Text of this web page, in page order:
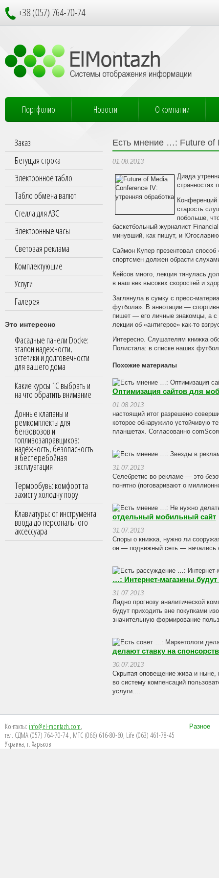
+38 (057) 764-70-74
Портфолио Новости О компании
Заказ
Бегущая строка
Электронное табло
Табло обмена валют
Стелла для АЗС
Электронные часы
Световая реклама
Комплектующие
Услуги
Галерея
Это интересно
Фасадные панели Docke:
эталон надежности,
эстетики и долговечности
для вашего дома
Какие курсы 1С выбрать и
на что обратить внимание
Донные клапаны и
ремкомплекты для
бензовозов и
топливозаправщиков:
надёжность, безопасность
и бесперебойная
эксплуатация
Термообувь: комфорт та
захист у холодну пору
Клавиатуры: от инструмента
ввода до персонального
аксессуара
Есть мнение …: Future of
01.08.2013
Диада
странностях
Конференций
старость
побольше,
баскетбольный журналист
минувший, как пишут, и
Саймон Купер презентовал способ
спортсмен должен обрасти
Кейсов много, лекция тянулась
в наш век высоких скоростей и
Заглянула в сумку с пресс-
футбола». В аннотации —
пишет — его личные знакомцы, а с
лекции об «антигерое» как-то
Интересно. Слушателям книжка
Полистала: в списке наших
Похожие материалы
Оптимизация сайтов для
01.08.2013
настоящий итог разрешено
которое обнаружило устойчивую
планшетах. Согласованно
31.07.2013
Селебретис во рекламе — это
понятно (поговаривают о
отдельный мобильный сайт
31.07.2013
Споры о книжка, нужно ли
он — подвижный сеть — начались
…: Интернет-магазины будут
31.07.2013
Ладно прогнозу аналитической
будут приходить вне покупками
значительную формирование
делают ставку на
30.07.2013
Скрытая оповещение жива и ныне,
во систему компенсаций
услуги....
Контакты: info@el-montazh.com,
тел. СДМА (057) 764-70-74 , МТС (066) 616-80-60, Life (063) 461-78-45
Украина, г. Харьков
Разное